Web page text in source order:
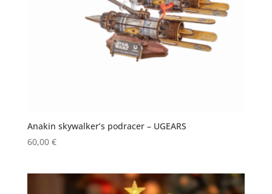
Anakin skywalker’s podracer – UGEARS
60,00 €